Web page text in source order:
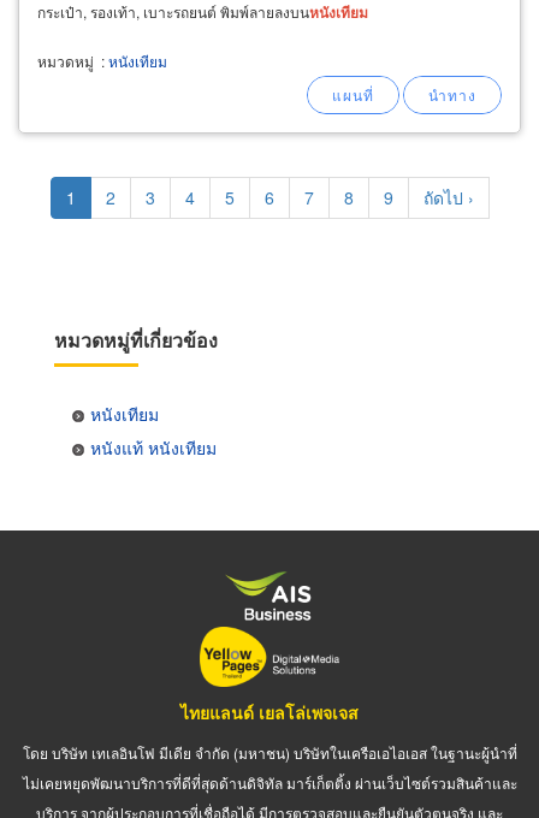
กระเป๋า, รองเท้า, เบาะรถยนต์ พิมพ์ลายลงบนหนังเทียม
หมวดหมู่ :หนังเทียม
Pagination
Current
page
1 Page
2 Page
3 Page
4 Page
5 Page
6 Page
7 Page
8 Page
9
Next
page
ถัดไป ›
หมวดหมู่ที่เกี่ยวข้อง
หนังเทียม
หนังแท้ หนังเทียม
ไทยแลนด์ เยลโล่เพจเจส
โดย บริษัท เทเลอินโฟ มีเดีย จำกัด (มหาชน) บริษัทในเครือเอไอเอส ในฐานะผู้นำที่
ไม่เคยหยุดพัฒนาบริการที่ดีที่สุดด้านดิจิทัล มาร์เก็ตติ้ง ผ่านเว็บไซต์รวมสินค้าและ
บริการ จากผู้ประกอบการที่เชื่อถือได้ มีการตรวจสอบและยืนยันตัวตนจริง และ